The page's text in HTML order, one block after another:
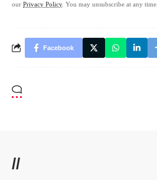
our Privacy Policy. You may unsubscribe at any time.
Facebook
//